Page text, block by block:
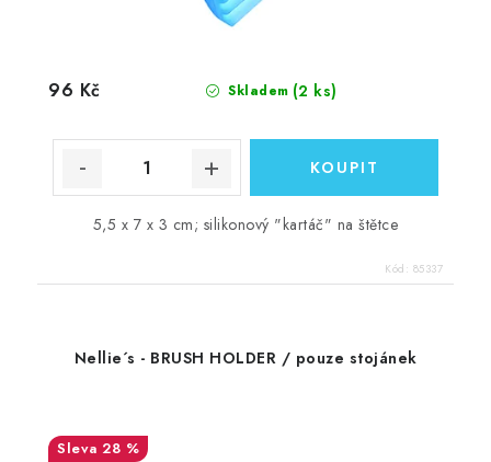
Skladem (2 ks)
96 Kč
5,5 x 7 x 3 cm; silikonový "kartáč" na štětce
Kód: 85337
Nellie´s - BRUSH HOLDER / pouze stojánek
28 %